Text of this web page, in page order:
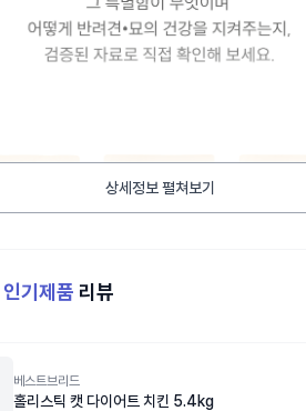
상세정보 펼쳐보기
인기제품 리뷰
베스트브리드
홀리스틱 캣 다이어트 치킨 5.4kg